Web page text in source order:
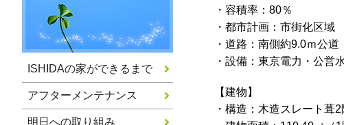
ISHIDAの家ができるまで
アフターメンテナンス
明日への取り組み
・容積率：80％
・都市計画：市街化区域
・道路：南側約9.0ｍ公道
・設備：東京電力・公営
【建物】
・構造：木造スレート葺2